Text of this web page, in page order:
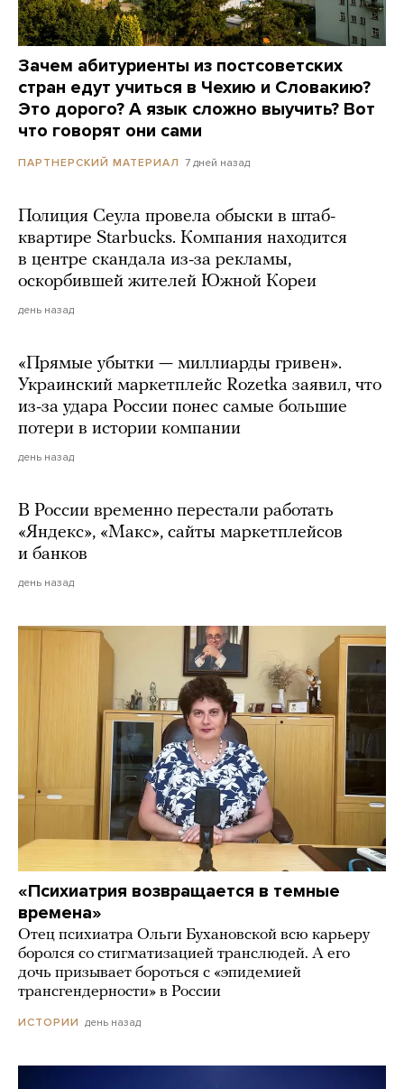
Зачем абитуриенты из постсоветских
стран едут учиться в Чехию и Словакию?
Это дорого? А язык сложно выучить? Вот
что говорят они сами
ПАРТНЕРСКИЙ МАТЕРИАЛ 7 дней назад
Полиция Сеула провела обыски в штаб-
квартире Starbucks. Компания находится
в центре скандала из-за рекламы,
оскорбившей жителей Южной Кореи
день назад
«Прямые убытки — миллиарды гривен».
Украинский маркетплейс Rozetka заявил, что
из-за удара России понес самые большие
потери в истории компании
день назад
В России временно перестали работать
«Яндекс», «Макс», сайты маркетплейсов
и банков
день назад
«Психиатрия возвращается в темные
времена»
Отец психиатра Ольги Бухановской всю карьеру
боролся со стигматизацией транслюдей. А его
дочь призывает бороться с «эпидемией
трансгендерности» в России
ИСТОРИИ день назад